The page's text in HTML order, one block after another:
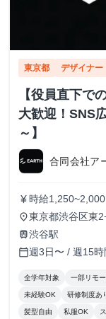
東京都 デザイナー
【役員直下で
大歓迎！SNS
～】
合同会社ア
currency_yen 時給
place東京都渋谷区東
train渋谷駅
calendar_today週3日〜 / 週15時
全学年対象 一部リモ
未経験OK 研修制度あ
髪型自由 私服OK